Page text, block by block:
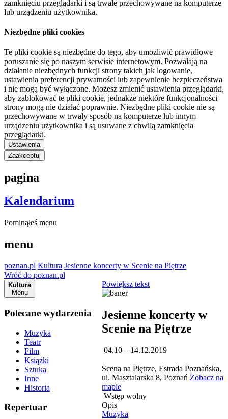
zamknięciu przeglądarki i są trwale przechowywane na komputerze
lub urządzeniu użytkownika.
Niezbędne pliki cookies
Te pliki cookie są niezbędne do tego, aby umożliwić prawidłowe
poruszanie się po naszym serwisie internetowym. Pozwalają na
działanie niezbędnych funkcji strony takich jak logowanie,
ustawienia preferencji prywatności lub zapewnienie bezpieczeństwa
i nie mogą być wyłączone. Możesz zmienić ustawienia przeglądarki,
aby zablokować te pliki cookie, jednakże niektóre funkcjonalności
strony mogą nie działać poprawnie. Niezbędne pliki cookie nie są
przechowywane w trwały sposób na komputerze lub innym
urządzeniu użytkownika i są usuwane z chwilą zamknięcia
przeglądarki.
Ustawienia
Zaakceptuj
pagina
Kalendarium
Pominąłeś menu
menu
poznan.pl Kultura Jesienne koncerty w Scenie na Piętrze
Wróć do poznan.pl
Kultura
Menu
Polecane wydarzenia
Muzyka
Teatr
Film
Książki
Sztuka
Inne
Historia
Repertuar
Powiększ tekst
Jesienne koncerty w
Scenie na Piętrze
04.10 – 14.12.2019
Scena na Piętrze, Estrada Poznańska,
ul. Masztalarska 8, Poznań Zobacz na
mapie
Wstęp wolny
Opis
Muzyka